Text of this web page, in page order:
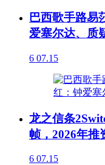
巴西歌手路易
爱塞尔达、质
6 07.15
龙之信条
帧，2026年推
6 07.15